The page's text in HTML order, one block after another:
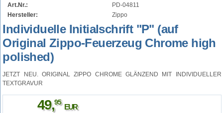
Art.Nr.:
PD-04811
Hersteller:
Zippo
Individuelle Initialschrift "P" (auf
Original Zippo-Feuerzeug Chrome high
polished)
JETZT NEU. ORIGINAL ZIPPO CHROME GLÄNZEND MIT INDIVIDUELLER
TEXTGRAVUR
49,95
EUR